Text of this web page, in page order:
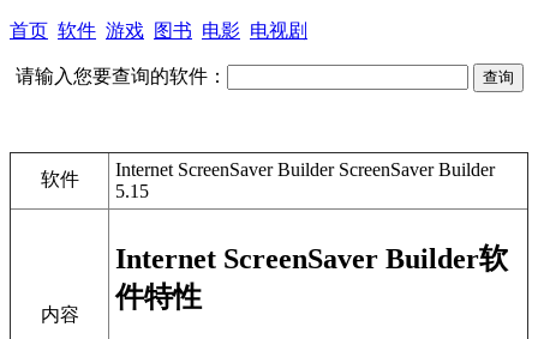
首页 软件 游戏 图书 电影 电视剧
请输入您要查询的软件：
软件
Internet ScreenSaver Builder ScreenSaver Builder
5.15
内容
Internet ScreenSaver Builder软
件特性